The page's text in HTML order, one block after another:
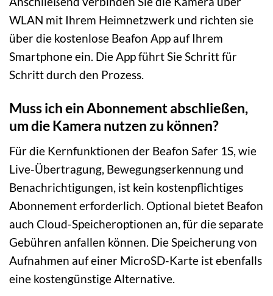
WLAN mit Ihrem Heimnetzwerk und richten sie
über die kostenlose Beafon App auf Ihrem
Smartphone ein. Die App führt Sie Schritt für
Schritt durch den Prozess.
Muss ich ein Abonnement abschließen,
um die Kamera nutzen zu können?
Für die Kernfunktionen der Beafon Safer 1S, wie
Live-Übertragung, Bewegungserkennung und
Benachrichtigungen, ist kein kostenpflichtiges
Abonnement erforderlich. Optional bietet Beafon
auch Cloud-Speicheroptionen an, für die separate
Gebühren anfallen können. Die Speicherung von
Aufnahmen auf einer MicroSD-Karte ist ebenfalls
eine kostengünstige Alternative.